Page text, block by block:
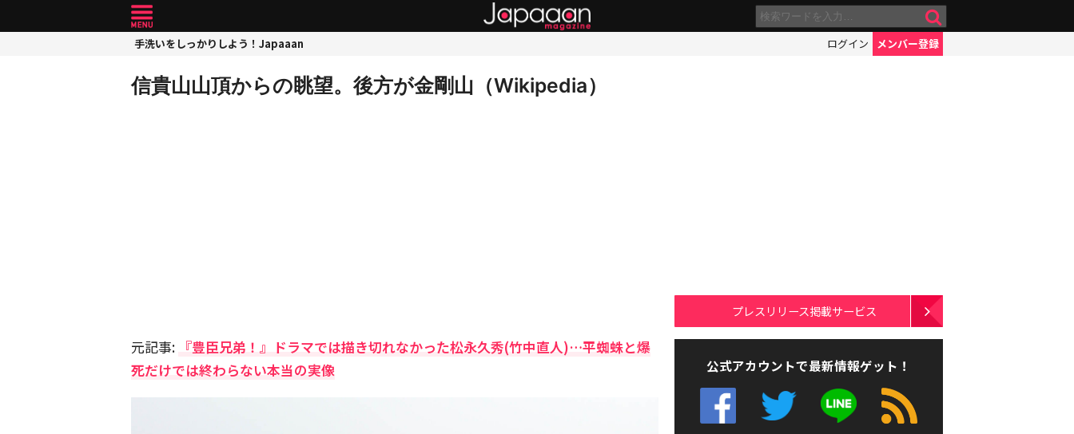
手洗いをしっかりしよう！Japaaan ログイン メンバー登録
信貴山山頂からの眺望。後方が金剛山（Wikipedia）
元記事: 『豊臣兄弟！』ドラマでは描き切れなかった松永久秀(竹中直人)…平蜘蛛と爆
死だけでは終わらない本当の実像
プレスリリース掲載サービス
公式アカウントで最新情報ゲット！